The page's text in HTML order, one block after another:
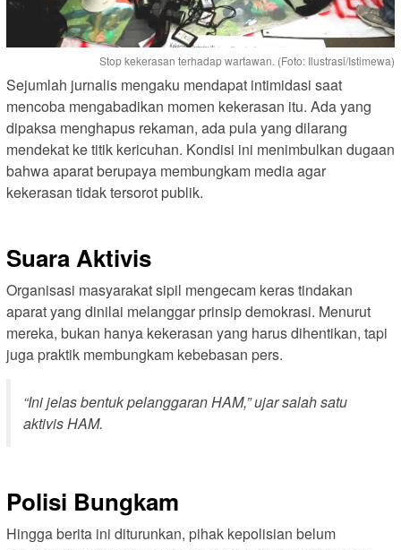
Stop kekerasan terhadap wartawan. (Foto: Ilustrasi/Istimewa)
Sejumlah jurnalis mengaku mendapat intimidasi saat
mencoba mengabadikan momen kekerasan itu. Ada yang
dipaksa menghapus rekaman, ada pula yang dilarang
mendekat ke titik kericuhan. Kondisi ini menimbulkan dugaan
bahwa aparat berupaya membungkam media agar
kekerasan tidak tersorot publik.
Suara Aktivis
Organisasi masyarakat sipil mengecam keras tindakan
aparat yang dinilai melanggar prinsip demokrasi. Menurut
mereka, bukan hanya kekerasan yang harus dihentikan, tapi
juga praktik membungkam kebebasan pers.
“Ini jelas bentuk pelanggaran HAM,” ujar salah satu
aktivis HAM.
Polisi Bungkam
Hingga berita ini diturunkan, pihak kepolisian belum